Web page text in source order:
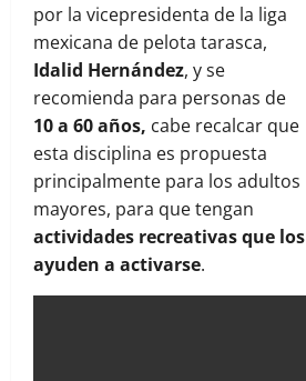
por la vicepresidenta de la liga
mexicana de pelota tarasca,
Idalid Hernández, y se
recomienda para personas de
10 a 60 años, cabe recalcar que
esta disciplina es propuesta
principalmente para los adultos
mayores, para que tengan
actividades recreativas que los
ayuden a activarse.